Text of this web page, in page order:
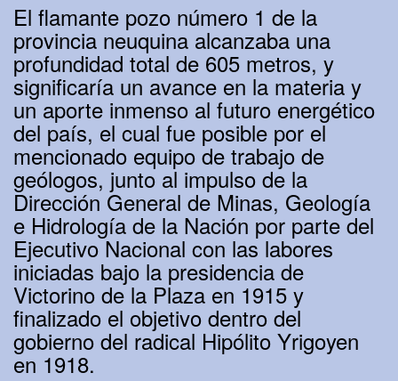
El flamante pozo número 1 de la
provincia neuquina alcanzaba una
profundidad total de 605 metros, y
significaría un avance en la materia y
un aporte inmenso al futuro energético
del país, el cual fue posible por el
mencionado equipo de trabajo de
geólogos, junto al impulso de la
Dirección General de Minas, Geología
e Hidrología de la Nación por parte del
Ejecutivo Nacional con las labores
iniciadas bajo la presidencia de
Victorino de la Plaza en 1915 y
finalizado el objetivo dentro del
gobierno del radical Hipólito Yrigoyen
en 1918.